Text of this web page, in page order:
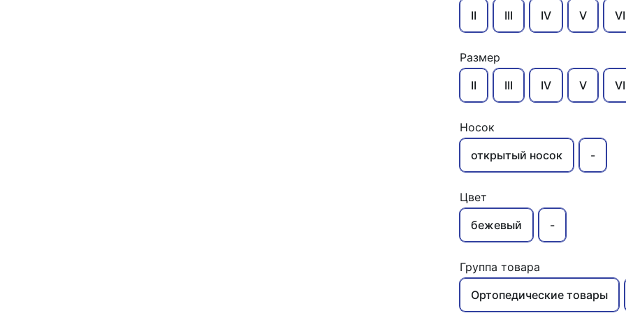
II
III IV V VI
Размер
II
III IV V VI
Носок
открытый носок
-
Цвет
бежевый
-
Группа товара
Ортопедические товары